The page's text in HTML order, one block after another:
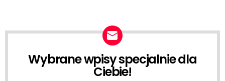
NEWSLETTER
Wybrane wpisy specjalnie dla
Ciebie!